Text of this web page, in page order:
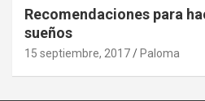
Recomendaciones para
sueños
15 septiembre, 2017 Paloma